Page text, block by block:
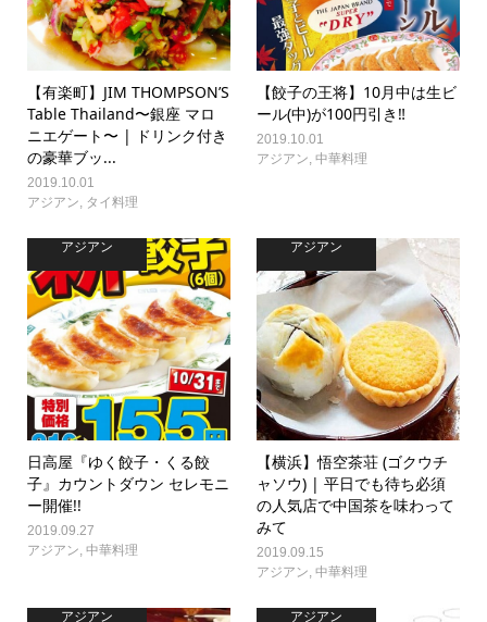
【有楽町】JIM THOMPSON’S
Table Thailand〜銀座 マロ
ニエゲート〜 | ドリンク付き
の豪華ブッ...
2019.10.01
アジアン
タイ料理
【餃子の王将】10月中は生ビ
ール(中)が100円引き‼
2019.10.01
アジアン ,中華料理
アジアン
日高屋『ゆく餃子・くる餃
子』カウントダウン セレモニ
ー開催!!
2019.09.27
アジアン, 中華料理
アジアン
【横浜】悟空茶荘 (ゴクウチ
ャソウ) | 平日でも待ち必須
の人気店で中国茶を味わって
みて
2019.09.15
アジアン,中華料理
アジアン アジアン